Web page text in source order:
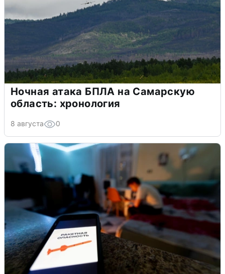
Ночная атака БПЛА на Самарскую
область: хронология
8 августа 0